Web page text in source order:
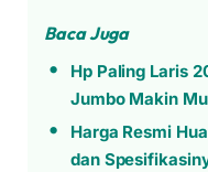
Baca Juga
Hp Paling Laris
Jumbo Makin
Harga Resmi
dan